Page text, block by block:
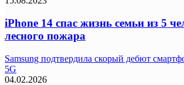
iPhone 14 спас жизнь семьи из 5
лесного пожара
Samsung подтвердила скорый дебют
5G
04.02.2026